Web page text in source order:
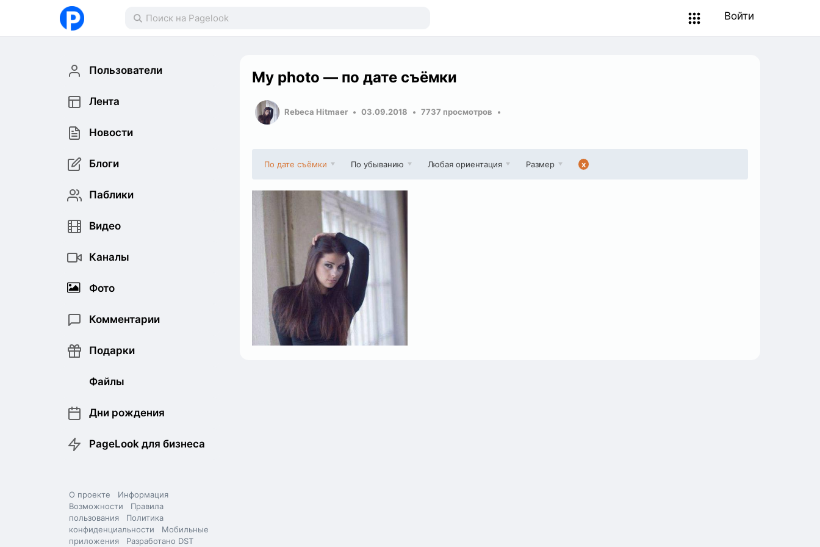
Войти
Пользователи
Лента
Новости
Блоги
Паблики
Видео
Каналы
Фото
Комментарии
Подарки
Файлы
Дни рождения
PageLook для бизнеса
О проекте
Информация
Возможности
Правила
пользования
Политика
конфиденциальности
Мобильные
приложения
Разработано DST
My photo — по дате съёмки
Rebeca Hitmaer 03.09.2018 7737 просмотров
По дате съёмки По убыванию Любая ориентация Размер x